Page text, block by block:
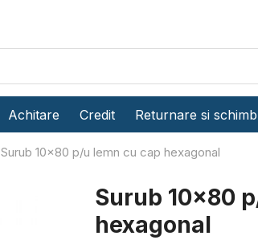
Achitare Credit Returnare si schimb
Surub 10x80 p/u lemn cu cap hexagonal
Surub 10x80
hexagonal